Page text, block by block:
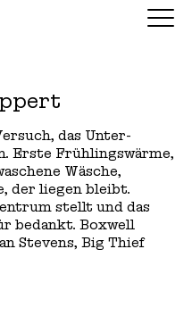
das Unter-
Erste Frühlingswärme,
Wäsche,
der liegen bleibt.
stellt und das
bedankt. Boxwell
Stevens, Big Thief